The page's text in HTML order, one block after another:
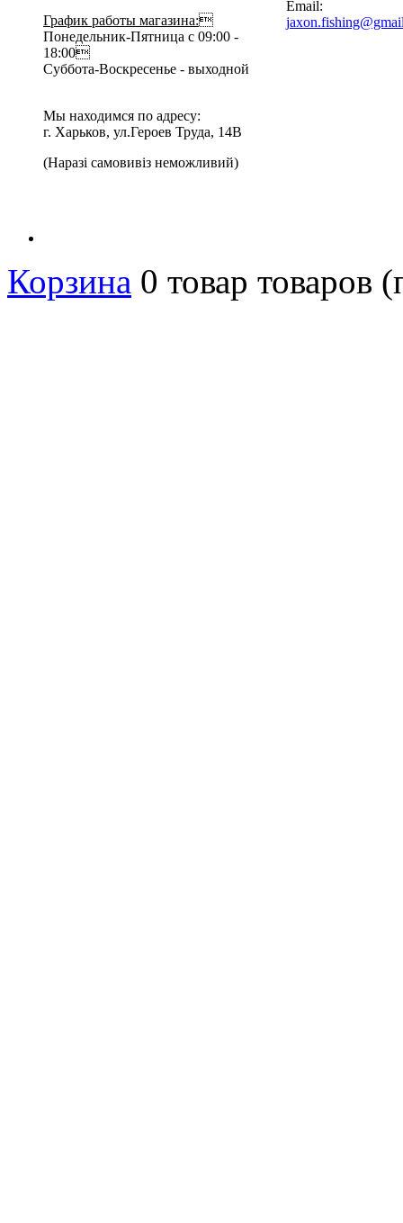
График работы магазина:
Понедельник-Пятница с 09:00 -
18:00
Суббота-Воскресенье - выходной
Мы находимся по адресу:
г. Харьков, ул.Героев Труда, 14В
(Наразі самовивіз неможливий)
Email:
Корзина 0 товар товаров